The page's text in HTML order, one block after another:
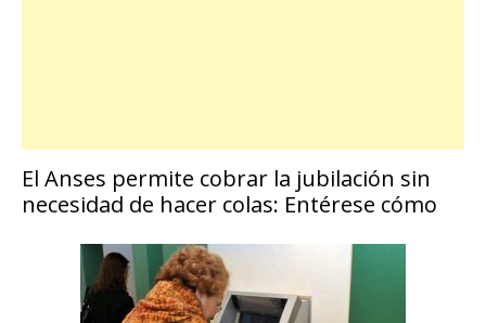
El Anses permite cobrar la jubilación sin
necesidad de hacer colas: Entérese cómo